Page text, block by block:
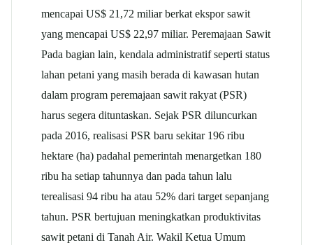
mencapai US$ 21,72 miliar berkat ekspor sawit
yang mencapai US$ 22,97 miliar. Peremajaan Sawit
Pada bagian lain, kendala administratif seperti status
lahan petani yang masih berada di kawasan hutan
dalam program peremajaan sawit rakyat (PSR)
harus segera dituntaskan. Sejak PSR diluncurkan
pada 2016, realisasi PSR baru sekitar 196 ribu
hektare (ha) padahal pemerintah menargetkan 180
ribu ha setiap tahunnya dan pada tahun lalu
terealisasi 94 ribu ha atau 52% dari target sepanjang
tahun. PSR bertujuan meningkatkan produktivitas
sawit petani di Tanah Air. Wakil Ketua Umum